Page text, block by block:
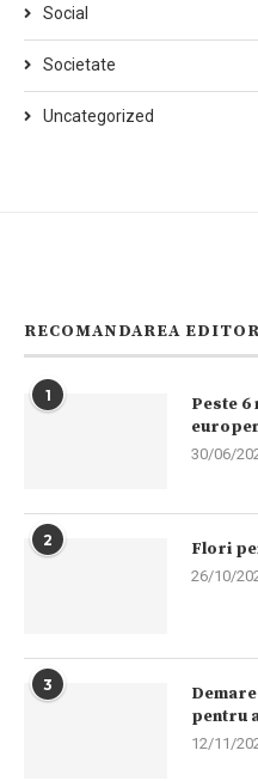
Social
Societate
Uncategorized
RECOMANDAREA
1
Peste
30/06/
2 Flori
26/10/
3
pentru
12/11/